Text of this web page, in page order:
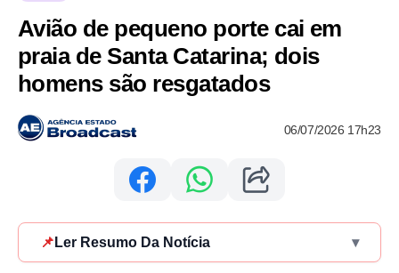
Avião de pequeno porte cai em
praia de Santa Catarina; dois
homens são resgatados
06/07/2026 17h23
📌 Ler Resumo Da Notícia ▾